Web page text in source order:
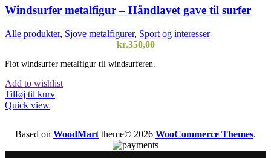
Windsurfer metalfigur – Håndlavet gave til surfer
Alle produkter, Sjove metalfigurer, Sport og interesser
kr.350,00
Flot windsurfer metalfigur til windsurferen.
Add to wishlist
Tilføj til kurv
Quick view
Based on WoodMart theme© 2026 WooCommerce Themes.